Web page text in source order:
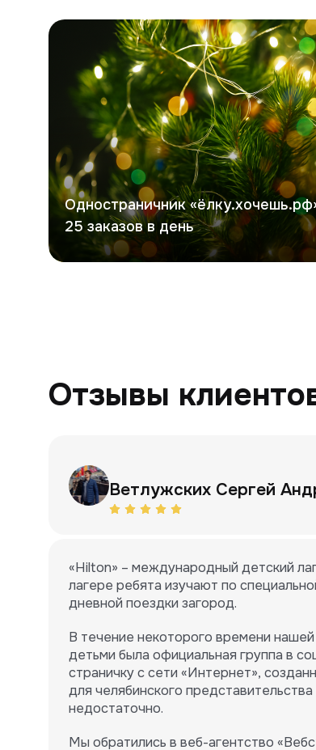
Хочешь елку
Одностраничник
25 заказов в день
Отзывы
Ветлужских Сергей
«Hilton» – международный детский
лагере ребята изучают по
дневной поездки загород.
В течение некоторого времени
детьми была официальная группа в
страничку с сети «Интернет»,
для челябинского
недостаточно.
Мы обратились в веб-агентство